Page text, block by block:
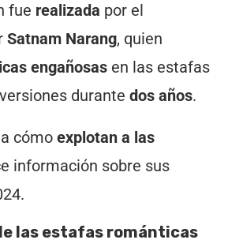
fue realizada por el
Satnam Narang, quien
engañosas en las estafas
durante dos años.
cómo explotan a las
información sobre sus
las estafas románticas